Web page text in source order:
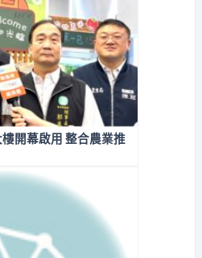
開幕啟用 整合農業推